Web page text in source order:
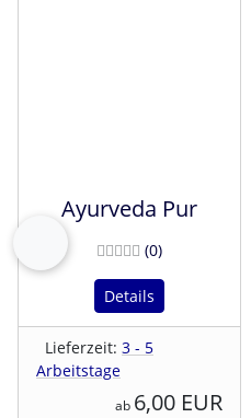
zurück
Ayurveda Pur
(0Bewertungen
)
Details
Lieferzeit: 3 - 5
Arbeitstage
ab 6,00 EUR